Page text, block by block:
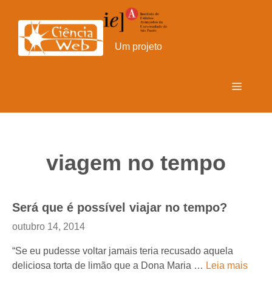
para
conteúdo
Um projeto
Menu
viagem no tempo
Será que é possível viajar no tempo?
outubro 14, 2014
“Se eu pudesse voltar jamais teria recusado aquela
deliciosa torta de limão que a Dona Maria … Leia mais